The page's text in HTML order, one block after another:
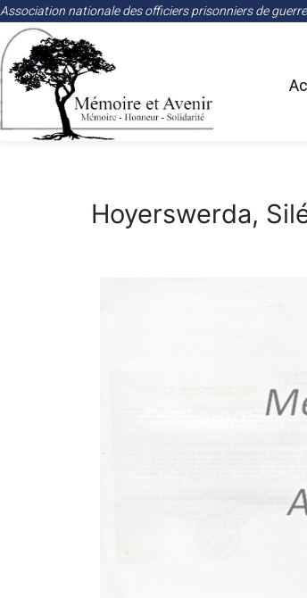
Association nationale des officiers prisonniers de
Hoyerswerda,